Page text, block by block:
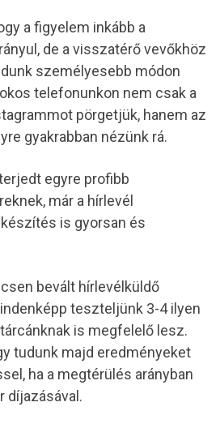
a figyelem inkább a
de a visszatérő vevőkhöz
személyesebb módon
telefonunkon nem csak a
pörgetjük, hanem az
gyakrabban nézünk rá.
egyre profibb
már a hírlevél
is gyorsan és
bevált hírlevélküldő
teszteljünk 3-4 ilyen
is megfelelő lesz.
tudunk majd eredményeket
ha a megtérülés arányban
díjazásával.